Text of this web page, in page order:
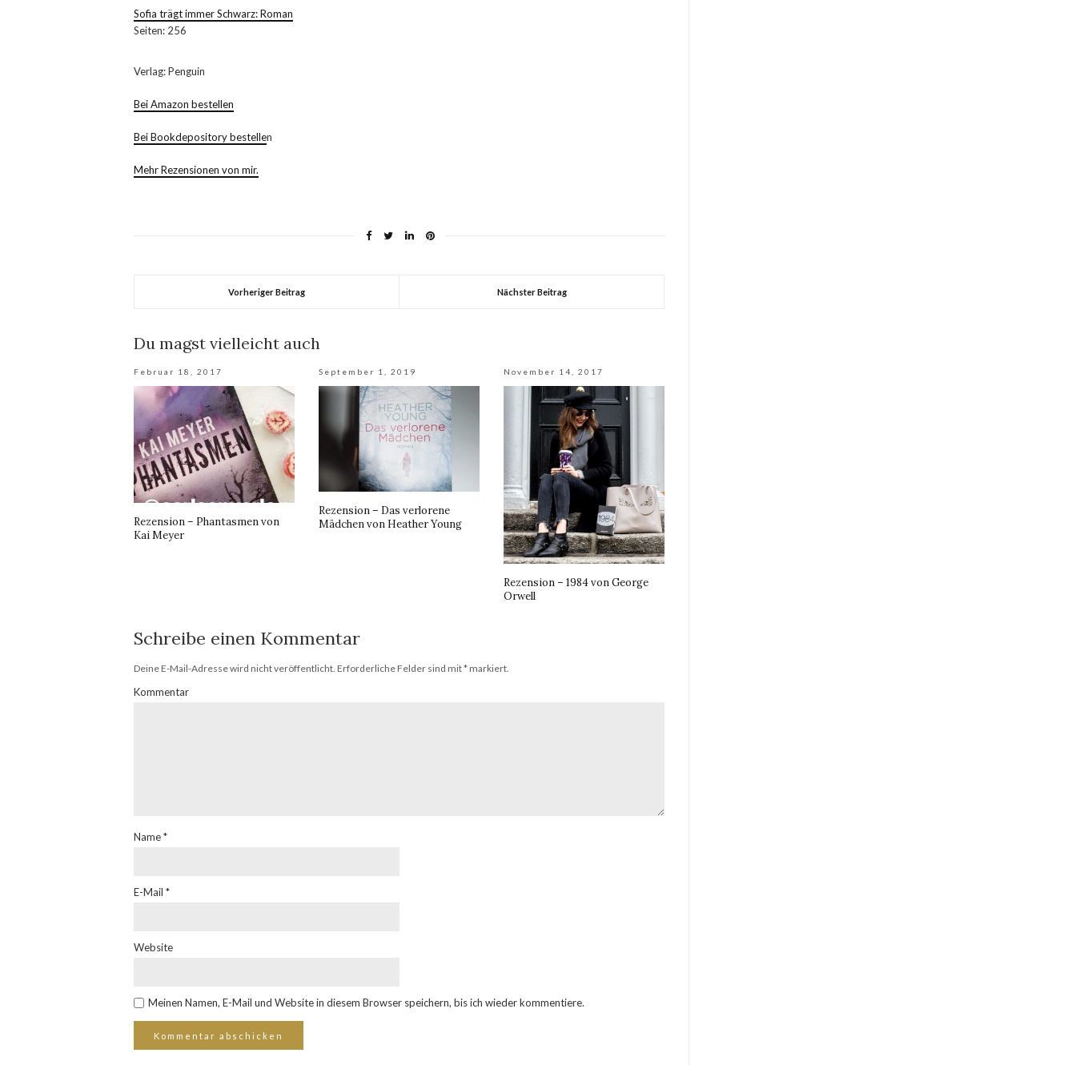
Sofia trägt immer Schwarz: Roman
Seiten: 256
Verlag: Penguin
Bei Amazon bestellen
Bei Bookdepository bestellen
Mehr Rezensionen von mir.
Vorheriger Beitrag Nächster Beitrag
Du magst vielleicht auch
Februar 18, 2017
Rezension – Phantasmen von
Kai Meyer
September 1, 2019
Rezension – Das verlorene
Mädchen von Heather Young
November 14, 2017
Rezension – 1984 von George
Orwell
Schreibe einen Kommentar
Deine E-Mail-Adresse wird nicht veröffentlicht. Erforderliche Felder sind mit*markiert.
Kommentar
Name*
E-Mail *
Website
Meinen Namen, E-Mail und Website in diesem Browser speichern, bis ich wieder kommentiere.